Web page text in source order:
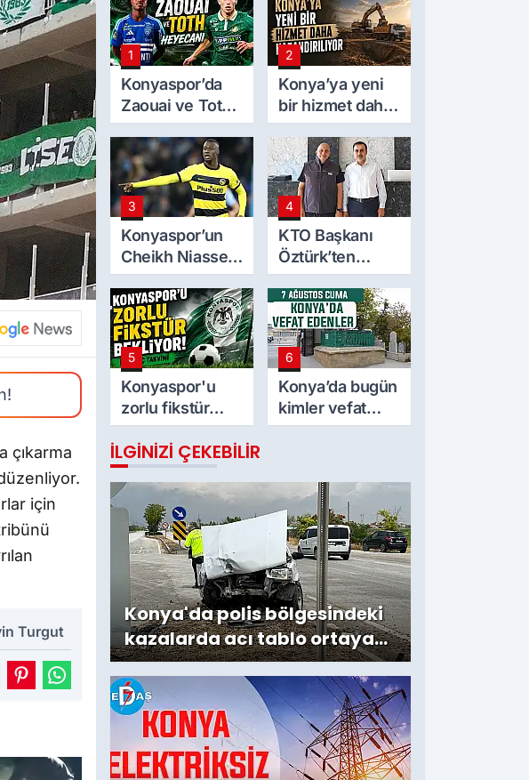
çıkarma
için
Turgut
1
Konyaspor’da
Zaouai ve Toth
heyecanı
2
Konya’ya yeni
bir hizmet daha
kazandırılıyor
3
Konyaspor’un
Cheikh Niasse
ilgisi
4
KTO Başkanı
Öztürk’ten
Mekpan Panel’e
ziyaret
5
Konyaspor'u
zorlu fikstür
bekliyor! İşte
maç takvimi
6
Konya’da bugün
kimler vefat
etti? 7 Ağustos
İLGINIZI ÇEKEBILIR
Konya'da polis bölgesindeki
kazalarda acı tablo ortaya
çıktı